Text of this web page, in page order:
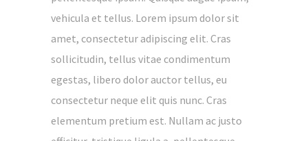
vehicula et tellus. Lorem ipsum dolor sit
amet, consectetur adipiscing elit. Cras
sollicitudin, tellus vitae condimentum
egestas, libero dolor auctor tellus, eu
consectetur neque elit quis nunc. Cras
elementum pretium est. Nullam ac justo
Langues
Contact